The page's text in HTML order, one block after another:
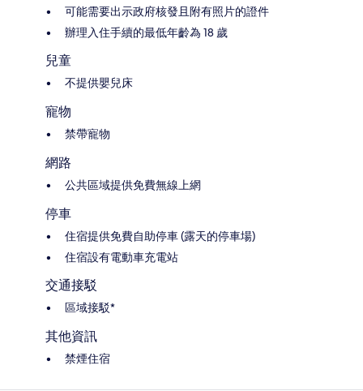
可能需要出示政府核發且附有照片的證件
辦理入住手續的最低年齡為 18 歲
兒童
不提供嬰兒床
寵物
禁帶寵物
網路
公共區域提供免費無線上網
停車
住宿提供免費自助停車 (露天的停車場)
住宿設有電動車充電站
交通接駁
區域接駁*
其他資訊
禁煙住宿